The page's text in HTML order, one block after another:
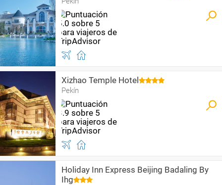
Xizhao Temple Hotel
Pekín
Holiday Inn Express Beijing Badaling By
Ihg